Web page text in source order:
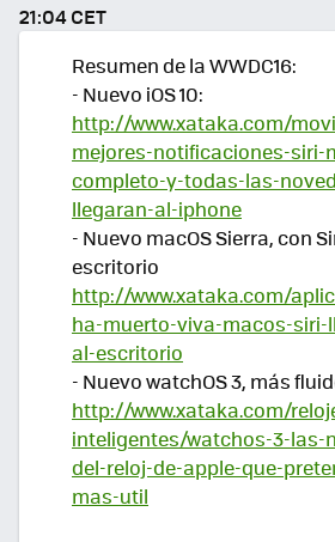
21:04 CET
Resumen de la WWDC16:
- Nuevo iOS 10:
http://www.xataka.com/
mejores-notificaciones-siri-
completo-y-todas-las-
llegaran-al-iphone
- Nuevo macOS Sierra, con
escritorio
http://www.xataka.com/
ha-muerto-viva-macos-siri-
al-escritorio
- Nuevo watchOS 3, más
http://www.xataka.com/
inteligentes/watchos-3-las-
del-reloj-de-apple-que-
mas-util